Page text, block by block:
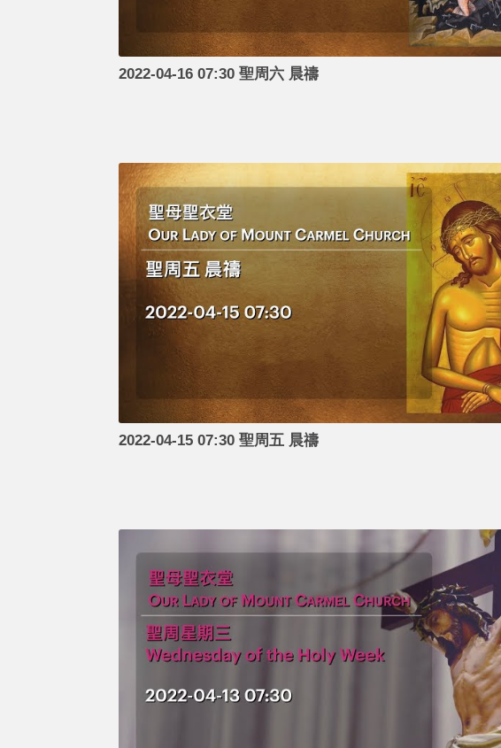
2022-04-16 07:30 聖周六 晨禱
2022-04-15 07:30 聖周五 晨禱